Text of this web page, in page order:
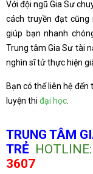
Với đội ngũ Gia Sư
cách truyền đạt cũng
giúp bạn nhanh
Trung tâm Gia Sư tài
nghìn sĩ tử thực hiện
Bạn có thể liên hệ
luyện thi đại học
TRUNG TÂM
TRẺ HOTLINE:
3607